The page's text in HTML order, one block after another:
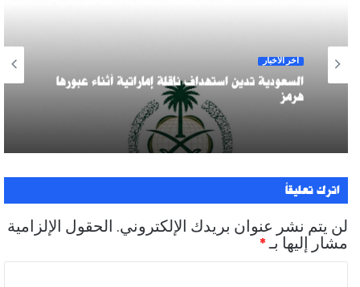
آخر الأخبار
السعودية تدين استهداف ناقلة إماراتية أثناء عبورها
هرمز
اترك تعليقاً
لن يتم نشر عنوان بريدك الإلكتروني. الحقول الإلزامية
مشار إليها بـ*